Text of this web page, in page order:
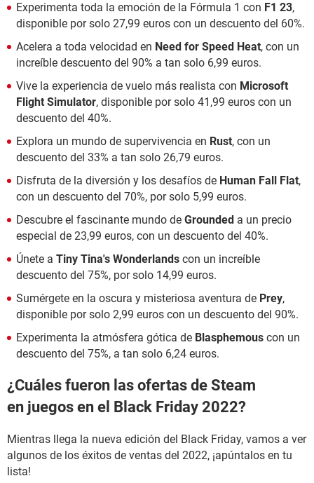
Experimenta toda la emoción de la Fórmula 1 con F1 23,
disponible por solo 27,99 euros con un descuento del 60%.
Acelera a toda velocidad en Need for Speed Heat, con un
increíble descuento del 90% a tan solo 6,99 euros.
Vive la experiencia de vuelo más realista con Microsoft
Flight Simulator, disponible por solo 41,99 euros con un
descuento del 40%.
Explora un mundo de supervivencia en Rust, con un
descuento del 33% a tan solo 26,79 euros.
Disfruta de la diversión y los desafíos de Human Fall Flat,
con un descuento del 70%, por solo 5,99 euros.
Descubre el fascinante mundo de Grounded a un precio
especial de 23,99 euros, con un descuento del 40%.
Únete a Tiny Tina's Wonderlands con un increíble
descuento del 75%, por solo 14,99 euros.
Sumérgete en la oscura y misteriosa aventura de Prey,
disponible por solo 2,99 euros con un descuento del 90%.
Experimenta la atmósfera gótica de Blasphemous con un
descuento del 75%, a tan solo 6,24 euros.
¿Cuáles fueron las ofertas de Steam
en juegos en el Black Friday 2022?
Mientras llega la nueva edición del Black Friday, vamos a ver
algunos de los éxitos de ventas del 2022, ¡apúntalos en tu
lista!